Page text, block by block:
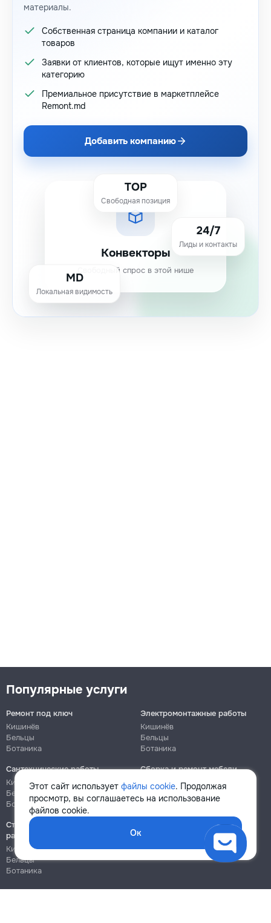
материалы.
Собственная страница компании и каталог
товаров
Заявки от клиентов, которые ищут именно эту
категорию
Премиальное присутствие в маркетплейсе
Remont.md
Добавить компанию
Конвекторы
Свободный спрос в этой нише
TOP
Свободная позиция
24/7
Лиды и контакты
MD
Локальная видимость
Этот сайт использует файлы cookie. Продолжая
просмотр, вы соглашаетесь на использование
файлов cookie.
Ок
Популярные услуги
Ремонт под ключ
Кишинёв
Бельцы
Ботаника
Электромонтажные работы
Кишинёв
Бельцы
Ботаника
Сантехнические работы
Кишинёв
Бельцы
Ботаника
Сборка и ремонт мебели
Кишинёв
Ботаника
Строительно-монтажные
работы
Кишинёв
Бельцы
Ботаника